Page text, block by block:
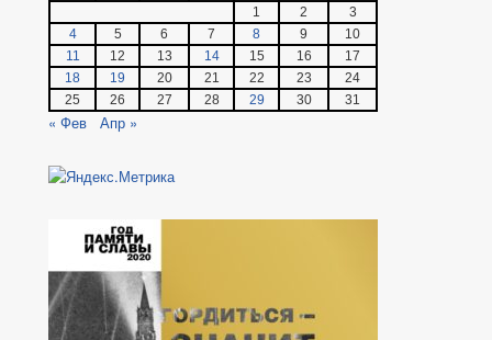
1 2
3
4
5 6 7 8 9
10
11
12 13 14 15 16
17
18
19 20 21 22 23
24
25
26 27 28 29 30 31
« Фев Апр »